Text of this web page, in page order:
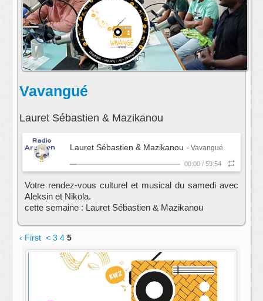
Vavangué
Lauret Sébastien & Mazikanou
Lauret Sébastien & Mazikanou - Vavangué
00:00 / 59:54
Votre rendez-vous culturel et musical du samedi avec
Aleksin et Nikola.
cette semaine : Lauret Sébastien & Mazikanou
‹ First < 3 4 5